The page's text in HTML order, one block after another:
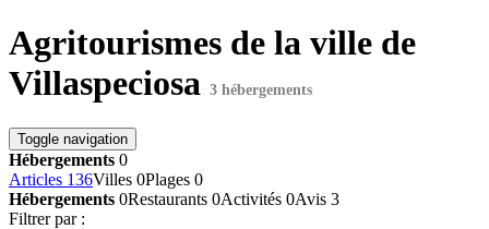
Agritourismes de la ville de
Villaspeciosa 3 hébergements
Toggle navigation
Hébergements 0
Articles 136Villes 0Plages 0
Hébergements 0Restaurants 0Activités 0Avis 3
Filtrer par :